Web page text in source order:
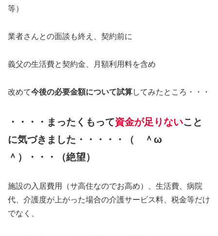
等）
業者さんとの面談も終え、契約前に
義父の生活費と契約金、月額利用料を含め
改めて今後の必要金額について試算してみたところ・・・
・・・・まったくもって資金が足りないこと
に気づきました・・・・・（ ＾ω
＾）・・・（絶望）
施設の入居費用（サ高住なのでお高め）、生活費、病院
代、介護度が上がった場合の介護サービス料、税金等だけ
でなく、